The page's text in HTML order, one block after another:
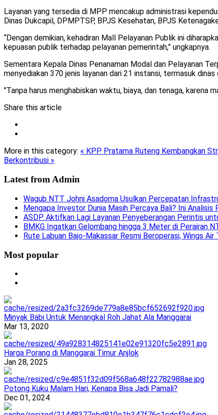
Layanan yang tersedia di MPP mencakup administrasi
Dinas Dukcapil, DPMPTSP, BPJS Kesehatan, BPJS
“Dengan demikian, kehadiran Mall Pelayanan Publik ini
kepuasan publik terhadap pelayanan pemerintah,” ungkapnya.
Sementara Kepala Dinas Penanaman Modal dan Pelayanan
menyediakan 370 jenis layanan dari 21 instansi, termasuk
"Tanpa harus menghabiskan waktu, biaya, dan tenaga,
Share this article
More in this category: « KPP Pratama Ruteng Kembangkan
Berkontribusi »
Latest from Admin
Wagub NTT Johni Asadoma Usulkan Percepatan
Mengapa Investor Dunia Masih Percaya Bali? Ini Analisis
ASDP Aktifkan Lagi Layanan Penyeberangan Perintis
BMKG Ingatkan Gelombang hingga 3 Meter di Perairan
Rute Labuan Bajo-Makassar Resmi Beroperasi, Wings
Most popular
Minyak Babi Untuk Menangkal Roh Jahat Ala Manggarai
Mar 13, 2020
Harga Porang di Manggarai Timur Anjlok
Jan 28, 2025
Potong Kuku Malam Hari, Kenapa Bisa Jadi Pamali?
Dec 01, 2024